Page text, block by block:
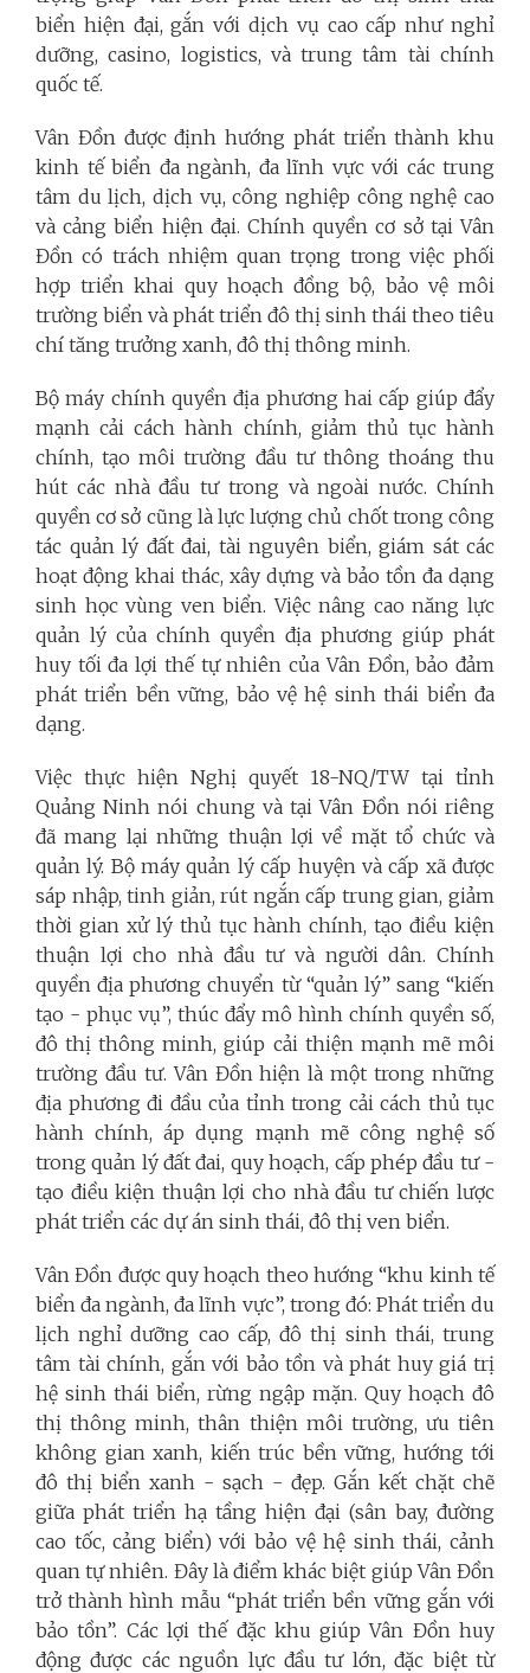
biển hiện đại, gắn với dịch vụ cao cấp như nghỉ
dưỡng, casino, logistics, và trung tâm tài chính
quốc tế.
Vân Đồn được định hướng phát triển thành khu
kinh tế biển đa ngành, đa lĩnh vực với các trung
tâm du lịch, dịch vụ, công nghiệp công nghệ cao
và cảng biển hiện đại. Chính quyền cơ sở tại Vân
Đồn có trách nhiệm quan trọng trong việc phối
hợp triển khai quy hoạch đồng bộ, bảo vệ môi
trường biển và phát triển đô thị sinh thái theo tiêu
chí tăng trưởng xanh, đô thị thông minh.
Bộ máy chính quyền địa phương hai cấp giúp đẩy
mạnh cải cách hành chính, giảm thủ tục hành
chính, tạo môi trường đầu tư thông thoáng thu
hút các nhà đầu tư trong và ngoài nước. Chính
quyền cơ sở cũng là lực lượng chủ chốt trong công
tác quản lý đất đai, tài nguyên biển, giám sát các
hoạt động khai thác, xây dựng và bảo tồn đa dạng
sinh học vùng ven biển. Việc nâng cao năng lực
quản lý của chính quyền địa phương giúp phát
huy tối đa lợi thế tự nhiên của Vân Đồn, bảo đảm
phát triển bền vững, bảo vệ hệ sinh thái biển đa
dạng.
Việc thực hiện Nghị quyết 18-NQ/TW tại tỉnh
Quảng Ninh nói chung và tại Vân Đồn nói riêng
đã mang lại những thuận lợi về mặt tổ chức và
quản lý. Bộ máy quản lý cấp huyện và cấp xã được
sáp nhập, tinh giản, rút ngắn cấp trung gian, giảm
thời gian xử lý thủ tục hành chính, tạo điều kiện
thuận lợi cho nhà đầu tư và người dân. Chính
quyền địa phương chuyển từ “quản lý” sang “kiến
tạo - phục vụ”, thúc đẩy mô hình chính quyền số,
đô thị thông minh, giúp cải thiện mạnh mẽ môi
trường đầu tư. Vân Đồn hiện là một trong những
địa phương đi đầu của tỉnh trong cải cách thủ tục
hành chính, áp dụng mạnh mẽ công nghệ số
trong quản lý đất đai, quy hoạch, cấp phép đầu tư -
tạo điều kiện thuận lợi cho nhà đầu tư chiến lược
phát triển các dự án sinh thái, đô thị ven biển.
Vân Đồn được quy hoạch theo hướng “khu kinh tế
biển đa ngành, đa lĩnh vực”, trong đó: Phát triển du
lịch nghỉ dưỡng cao cấp, đô thị sinh thái, trung
tâm tài chính, gắn với bảo tồn và phát huy giá trị
hệ sinh thái biển, rừng ngập mặn. Quy hoạch đô
thị thông minh, thân thiện môi trường, ưu tiên
không gian xanh, kiến trúc bền vững, hướng tới
đô thị biển xanh - sạch - đẹp. Gắn kết chặt chẽ
giữa phát triển hạ tầng hiện đại (sân bay, đường
cao tốc, cảng biển) với bảo vệ hệ sinh thái, cảnh
quan tự nhiên. Đây là điểm khác biệt giúp Vân Đồn
trở thành hình mẫu “phát triển bền vững gắn với
bảo tồn”. Các lợi thế đặc khu giúp Vân Đồn huy
động được các nguồn lực đầu tư lớn, đặc biệt từ